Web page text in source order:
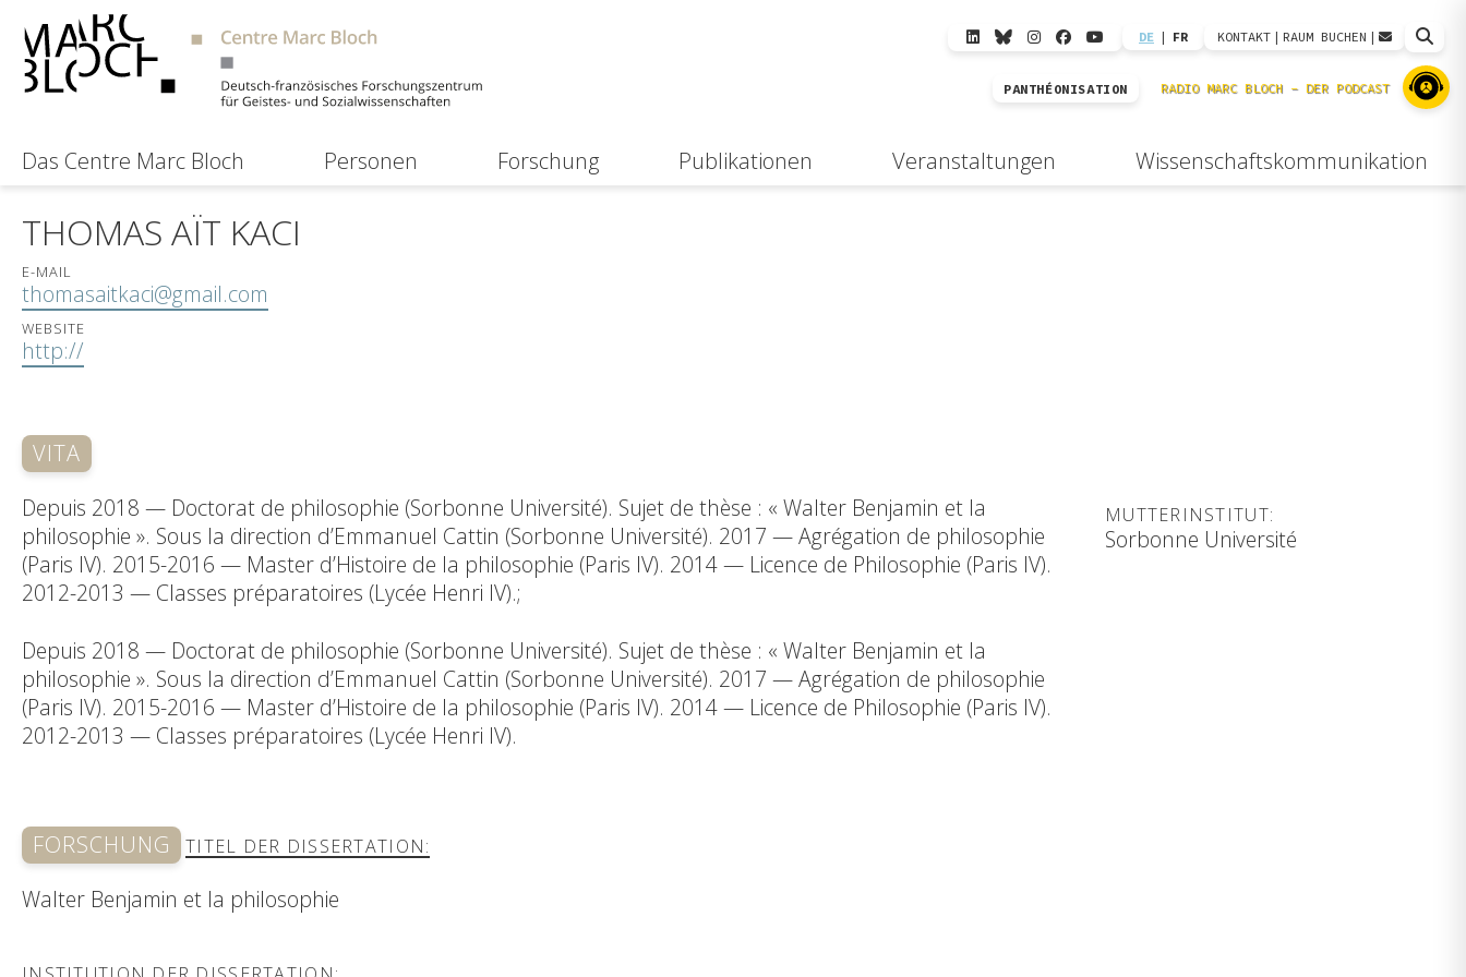
DE | FR KONTAKT | RAUM BUCHEN |
PANTHÉONISATION
Das Centre Marc Bloch Personen Forschung Publikationen Veranstaltungen Wissenschaftskommunikation
THOMAS AÏT KACI
E-MAIL
thomasaitkaci@gmail.com
WEBSITE
http://
VITA
Depuis 2018 — Doctorat de philosophie (Sorbonne Université). Sujet de thèse : « Walter Benjamin et la
philosophie ». Sous la direction d’Emmanuel Cattin (Sorbonne Université). 2017 — Agrégation de philosophie
(Paris IV). 2015-2016 — Master d’Histoire de la philosophie (Paris IV). 2014 — Licence de Philosophie (Paris IV).
2012-2013 — Classes préparatoires (Lycée Henri IV).;
Depuis 2018 — Doctorat de philosophie (Sorbonne Université). Sujet de thèse : « Walter Benjamin et la
philosophie ». Sous la direction d’Emmanuel Cattin (Sorbonne Université). 2017 — Agrégation de philosophie
(Paris IV). 2015-2016 — Master d’Histoire de la philosophie (Paris IV). 2014 — Licence de Philosophie (Paris IV).
2012-2013 — Classes préparatoires (Lycée Henri IV).
MUTTERINSTITUT:
Sorbonne Université
FORSCHUNG TITEL DER DISSERTATION:
Walter Benjamin et la philosophie